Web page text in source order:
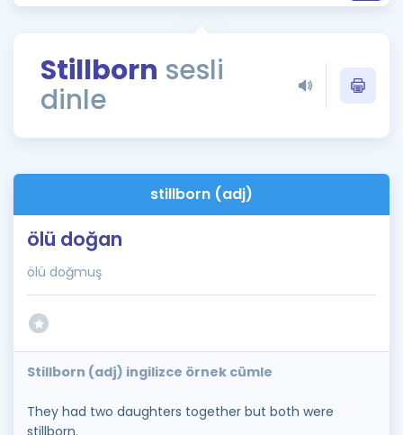
Rehberlik Aracı
ÖSYM Sınav Takvimi
İngilizce Gramer
Stillborn sesli
dinle
stillborn (adj)
ölü doğan
ölü doğmuş
Stillborn (adj) ingilizce örnek cümle
They had two daughters together but both were
stillborn.